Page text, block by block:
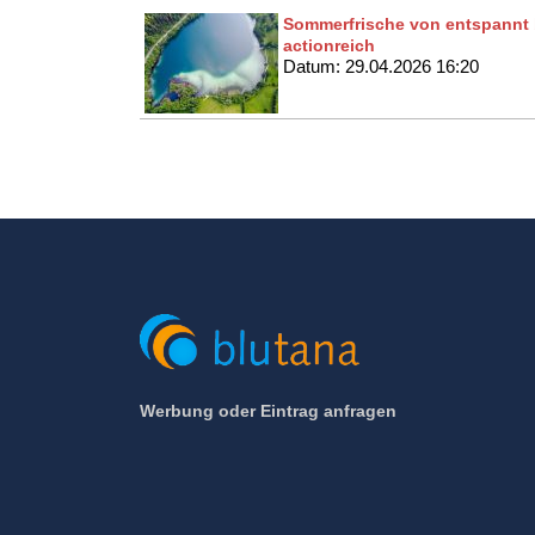
Sommerfrische von entspannt
actionreich
Datum: 29.04.2026 16:20
Werbung oder Eintrag anfragen